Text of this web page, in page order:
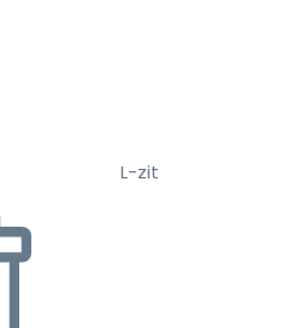
L-zit